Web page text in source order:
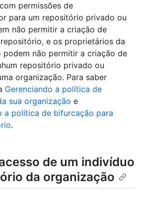
permissões de
para um repositório privado ou
não permitir a criação de
e os proprietários da
podem não permitir a criação de
repositório privado ou
organização. Para saber
Gerenciando a política de
sua organização e
a política de bifurcação para
.
de um indivíduo
da organização